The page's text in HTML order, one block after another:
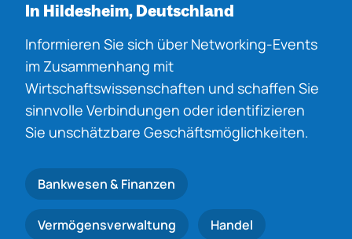
In Hildesheim, Deutschland
Informieren Sie sich über Networking-Events
im Zusammenhang mit
Wirtschaftswissenschaften und schaffen Sie
sinnvolle Verbindungen oder identifizieren
Sie unschätzbare Geschäftsmöglichkeiten.
Bankwesen & Finanzen
Vermögensverwaltung Handel